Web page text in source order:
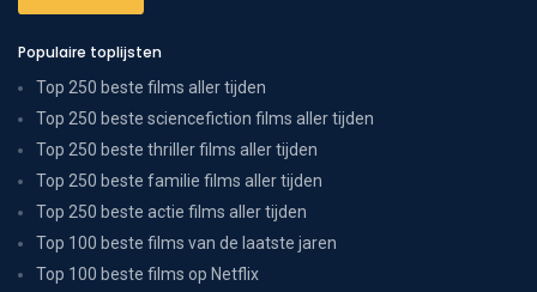
Populaire toplijsten
Top 250 beste films aller tijden
Top 250 beste sciencefiction films aller tijden
Top 250 beste thriller films aller tijden
Top 250 beste familie films aller tijden
Top 250 beste actie films aller tijden
Top 100 beste films van de laatste jaren
Top 100 beste films op Netflix